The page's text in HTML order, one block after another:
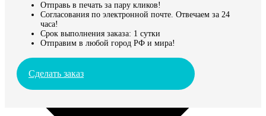
Отправь в печать за пару кликов!
Согласования по электронной почте. Отвечаем за 24
часа!
Срок выполнения заказа: 1 сутки
Отправим в любой город РФ и мира!
Сделать заказ